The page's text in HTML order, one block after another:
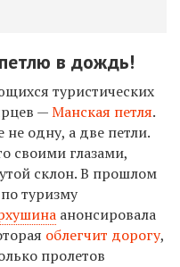
в дождь!
туристических
—Манская петля.
не одну, а две петли.
своими глазами,
склон. В прошлом
туризму
анонсировала
облегчит дорогу,
пролетов